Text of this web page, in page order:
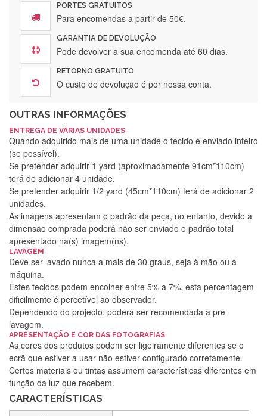
PORTES GRATUITOS
Para encomendas a partir de 50€.
GARANTIA DE DEVOLUÇÃO
Pode devolver a sua encomenda até 60 dias.
RETORNO GRATUITO
O custo de devolução é por nossa conta.
OUTRAS INFORMAÇÕES
ENTREGA DE VÁRIAS UNIDADES
Quando adquirido mais de uma unidade o tecido é enviado inteiro
(se possível).
Se pretender adquirir 1 yard (aproximadamente 91cm*110cm)
terá de adicionar 4 unidade.
Se pretender adquirir 1/2 yard (45cm*110cm) terá de adicionar 2
unidades.
As imagens apresentam o padrão da peça, no entanto, devido a
dimensão comprada poderá não ser enviado o padrão total
apresentado na(s) imagem(ns).
LAVAGEM
Deve ser lavado nunca a mais de 30 graus, seja à mão ou à
máquina.
Estes tecidos podem encolher entre 5% a 7%, esta percentagem
dificilmente é percetível ao observador.
Dependendo do projecto, poderá ser recomendada a pré
lavagem.
APRESENTAÇÃO E COR DAS FOTOGRAFIAS
As cores dos produtos podem ser ligeiramente diferentes se o
ecrã que estiver a usar não estiver configurado corretamente.
Certos materiais ou tintas assumem características diferentes em
função da luz que recebem.
CARACTERÍSTICAS
Silvia Lopes
Encomenda direitinha. Rapidez e segurança. Volto a
encomendar.
Silvia André